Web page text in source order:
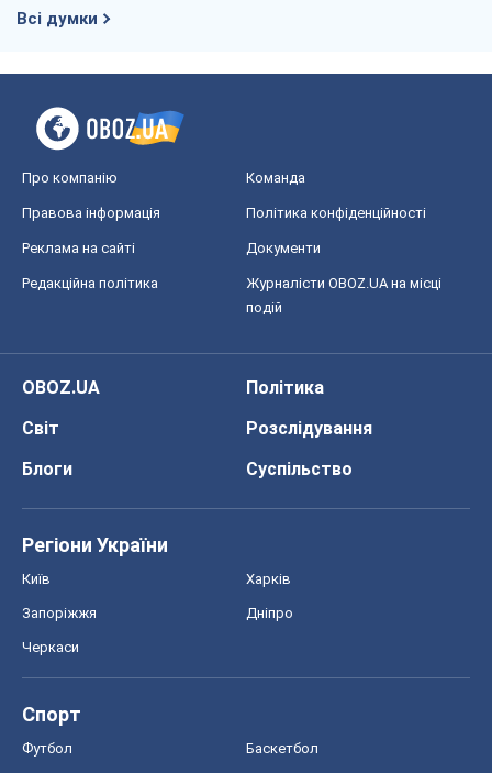
Всі думки
Про компанію Команда
Правова інформація Політика конфіденційності
Реклама на сайті Документи
Редакційна політика
Журналісти OBOZ.UA на місці
подій
OBOZ.UA
Політика
Світ
Розслідування
Блоги
Суспільство
Регіони України
Київ Харків
Запоріжжя Дніпро
Черкаси
Спорт
Футбол Баскетбол